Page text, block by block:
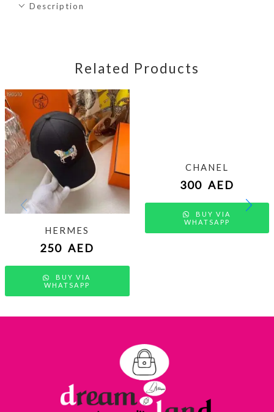
Description
Related Products
HERMES
250 AED
BUY VIA
WHATSAPP
CHANEL
300 AED
BUY VIA
WHATSAPP